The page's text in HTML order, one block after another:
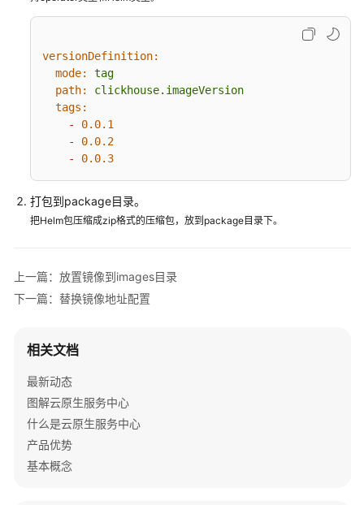
clickhouse:
## StatefulSet controller supports relax its
## ref: https://kubernetes.io/docs/tutorials/
##
podManagementPolicy: "Parallel"
## StatefulSet controller supports automated
## ref: https://kubernetes.io/docs/tutorials/
updateStrategy:
##
# rollingUpdatePartition:
## The path to the directory containing data.
path:
##
## The port for connecting to the server over
http_port:
##
versionDefinition:
mode:
tag
path:
clickhouse.imageVersion
tags:
-
0.0.1
-
0.0.2
-
0.0.3
打包到package目录。
把Helm包压缩成zip格式的压缩包，放到package目录下。
上一篇：放置镜像到images目录
下一篇：替换镜像地址配置
相关文档
最新动态
图解云原生服务中心
什么是云原生服务中心
产品优势
基本概念